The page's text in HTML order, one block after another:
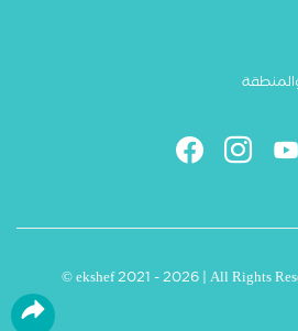
© ekshef 2021 - 2026 | All Rights